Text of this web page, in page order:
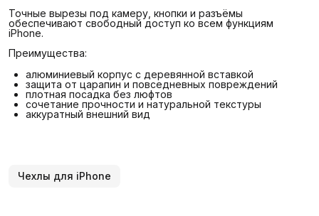
Точные вырезы под камеру, кнопки и разъёмы
обеспечивают свободный доступ ко всем функциям
iPhone.
Преимущества:
алюминиевый корпус с деревянной вставкой
защита от царапин и повседневных повреждений
плотная посадка без люфтов
сочетание прочности и натуральной текстуры
аккуратный внешний вид
Чехлы для iPhone